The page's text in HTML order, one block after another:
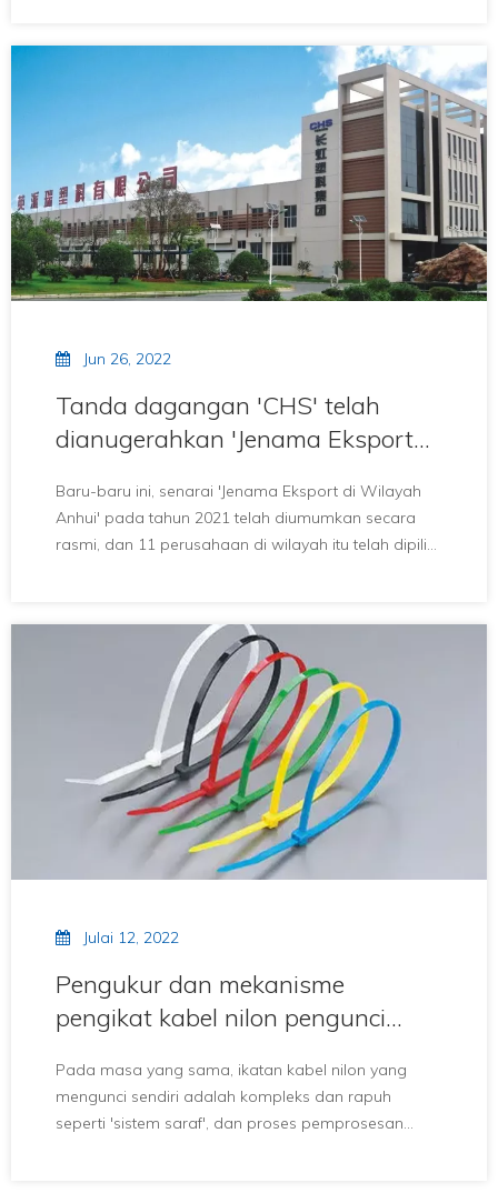
Jun 26, 2022
Tanda dagangan 'CHS' telah
dianugerahkan 'Jenama Eksport
Baru-baru ini, senarai 'Jenama Eksport di Wilayah
Anhui' pada tahun 2021 telah diumumkan secara
rasmi, dan 11 perusahaan di wilayah itu telah dipilih,
Julai 12, 2022
Pengukur dan mekanisme
pengikat kabel nilon pengunci
Pada masa yang sama, ikatan kabel nilon yang
mengunci sendiri adalah kompleks dan rapuh
seperti 'sistem saraf', dan proses pemprosesan